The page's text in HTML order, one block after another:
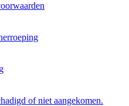
of niet aangekomen.